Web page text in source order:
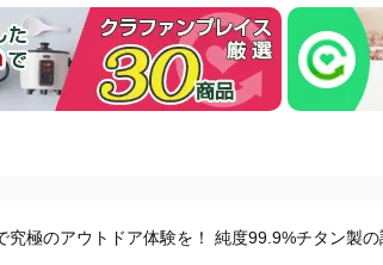
極のアウトドア体験を！ 純度99.9%チタン製